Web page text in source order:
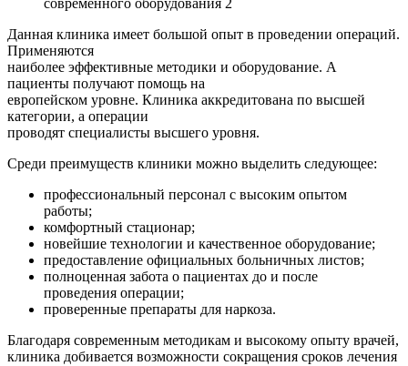
Данная клиника имеет большой опыт в проведении операций.
Применяются
наиболее эффективные методики и оборудование. А
пациенты получают помощь на
европейском уровне. Клиника аккредитована по высшей
категории, а операции
проводят специалисты высшего уровня.
Среди преимуществ клиники можно выделить следующее:
профессиональный персонал с высоким опытом
работы;
комфортный стационар;
новейшие технологии и качественное оборудование;
предоставление официальных больничных листов;
полноценная забота о пациентах до и после
проведения операции;
проверенные препараты для наркоза.
Благодаря современным методикам и высокому опыту врачей,
клиника добивается возможности сокращения сроков лечения